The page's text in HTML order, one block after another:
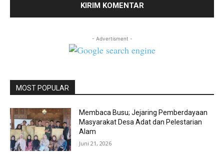
- Advertisment -
MOST POPULAR
Membaca Busu; Jejaring Pemberdayaan
Masyarakat Desa Adat dan Pelestarian
Alam
Juni 21, 2026